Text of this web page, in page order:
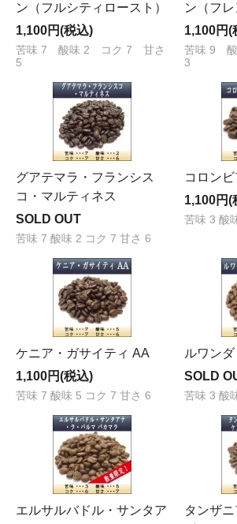
ン（フルシティロースト）
1,100円(税込)
苦味 7 酸味 2 コク 7 甘さ
5
ン（フレ
1,100円(
苦味 9
3
グアテマラ・フランシス
コ・マルティネス
SOLD OUT
苦味 7 酸味 2 コク 7 甘さ 6
コロン
1,100円(
苦味 3 酸
ケニア・ガサイティ AA
1,100円(税込)
苦味 7 酸味 5 コク 7 甘さ 6
ルワン
SOLD
苦味 3 酸
エルサルバドル・サンタア
タンザ